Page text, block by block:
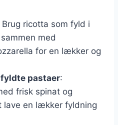
Brug ricotta som fyld i
med
for en lækker og
pastaer:
frisk spinat og
lave en lækker fyldning